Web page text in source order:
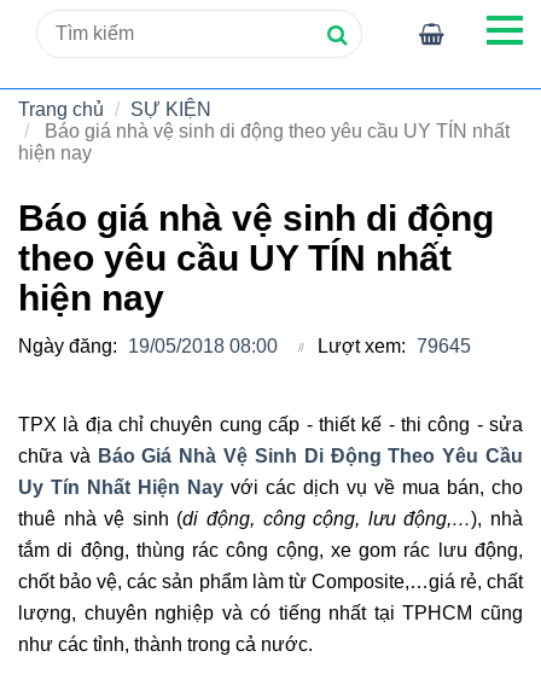
Báo giá nhà vệ sinh di động
theo yêu cầu UY TÍN nhất
hiện nay
Ngày đăng: 19/05/2018 08:00 Lượt xem: 79645
TPX là địa chỉ chuyên cung cấp - thiết kế - thi công - sửa
chữa và Báo Giá Nhà Vệ Sinh Di Động Theo Yêu Cầu
Uy Tín Nhất Hiện Nay với các dịch vụ về mua bán, cho
thuê nhà vệ sinh (di động, công cộng, lưu động,…), nhà
tắm di động, thùng rác công cộng, xe gom rác lưu động,
chốt bảo vệ, các sản phẩm làm từ Composite,…giá rẻ, chất
lượng, chuyên nghiệp và có tiếng nhất tại TPHCM cũng
như các tỉnh, thành trong cả nước.
Trang chủ
SỰ KIỆN
Báo giá nhà vệ sinh di động theo yêu cầu UY TÍN nhất
hiện nay